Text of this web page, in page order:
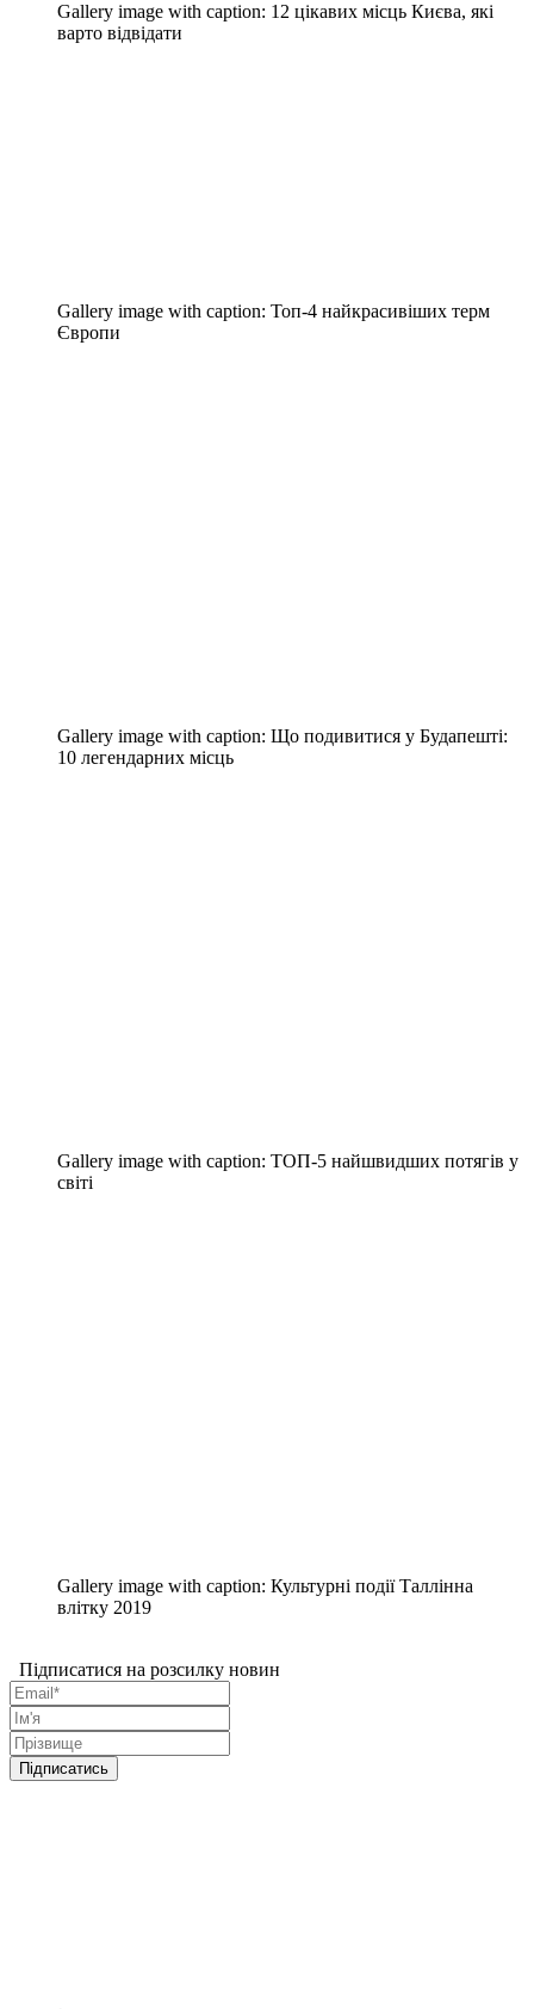
Gallery image with caption: 12 цікавих місць Києва, які
варто відвідати
Gallery image with caption: Топ-4 найкрасивіших терм
Європи
Gallery image with caption: Що подивитися у Будапешті:
10 легендарних місць
Gallery image with caption: ТОП-5 найшвидших потягів у
світі
Gallery image with caption: Культурні події Таллінна
влітку 2019
Підписатися на розсилку новин